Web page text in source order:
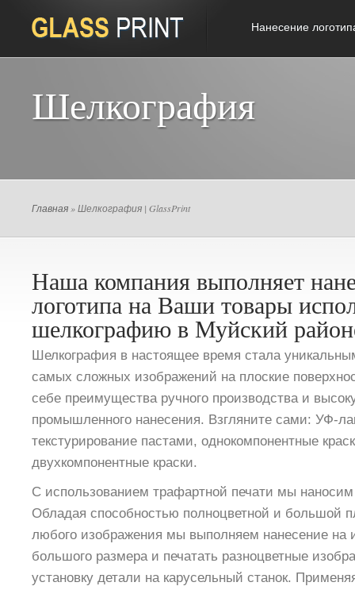
Нанесение
Шелкография
Главная » Шелкография | GlassPrint
Наша компания выполняет
логотипа на Ваши товары
шелкографию в Муйский
Шелкография в настоящее время стала
самых сложных изображений на плоские
себе преимущества ручного производства и
промышленного нанесения. Взгляните сами: УФ-
текстурирование пастами, однокомпонентные
двухкомпонентные краски.
С использованием трафартной печати мы
Обладая способностью полноцветной и большой
любого изображения мы выполняем нанесение на
большого размера и печатать разноцветные
установку детали на карусельный станок.